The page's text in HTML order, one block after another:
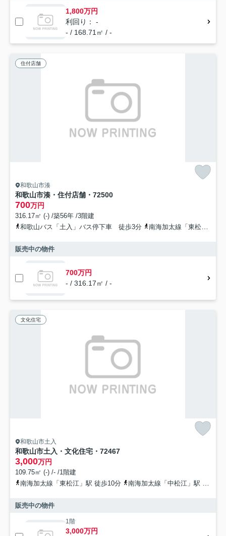
1,800万円
利回り： -
- / 168.71㎡ / -
住付店舗
和歌山市湊
和歌山市湊・住付店舗・72500
700万円
316.17㎡ (-) /築56年 /3階建
和歌山バス「土入」バス停下車 徒歩3分
南海加太線「東松江」駅 徒歩27分
販売中の物件
700万円
- / 316.17㎡ / -
文化住宅
和歌山市土入
和歌山市土入・文化住宅・72467
3,000万円
109.75㎡ (-) /- /1階建
南海加太線「東松江」駅 徒歩10分
南海加太線「中松江」駅 徒歩18分
販売中の物件
1階
3,000万円